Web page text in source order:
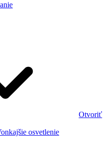
Otvoriť
osvetlenie